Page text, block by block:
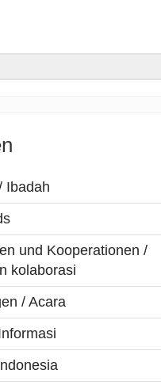
Ibadah
und Kooperationen /
kolaborasi
/ Acara